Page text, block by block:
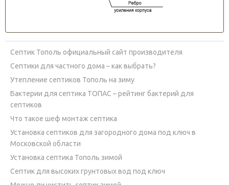
Септик Тополь официальный сайт производителя
Септики для частного дома – как выбрать?
Утепление септиков Тополь на зиму
Бактерии для септика ТОПАС – рейтинг бактерий для
септиков
Что такое шеф монтаж септика
Установка септиков для загородного дома под ключ в
Московской области
Установка септика Тополь зимой
Септик для высоких грунтовых вод под ключ